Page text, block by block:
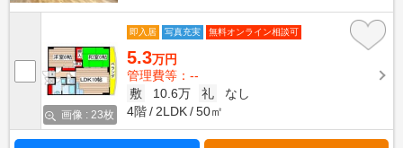
画像 : 23枚
即入居 写真充実 無料オンライン相談可
5.3万円
管理費等：--
敷
10.6万 礼
なし
4階
2LDK 50㎡